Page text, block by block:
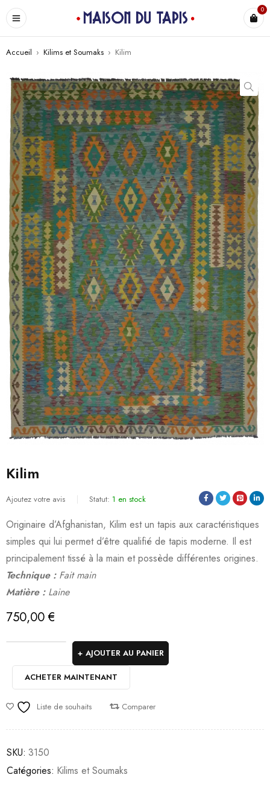
0
Accueil › Kilims et Soumaks › Kilim
Kilim
Ajoutez votre avis Statut: 1 en stock
Originaire d’Afghanistan, Kilim est un tapis aux caractéristiques
simples qui lui permet d’être qualifié de tapis moderne. Il est
principalement tissé à la main et possède différentes origines.
Technique :Fait main
Matière : Laine
750,00€
AJOUTER AU PANIER
ACHETER MAINTENANT
Liste de souhaits Comparer
SKU: 3150
Catégories: Kilims et Soumaks